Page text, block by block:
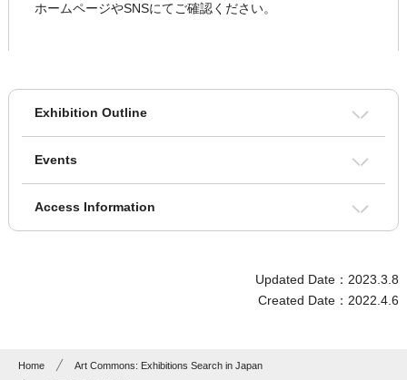
ホームページやSNSにてご確認ください。
Exhibition Outline
Events
Access Information
Updated Date：2023.3.8
Created Date：2022.4.6
Home
Art Commons: Exhibitions Search in Japan